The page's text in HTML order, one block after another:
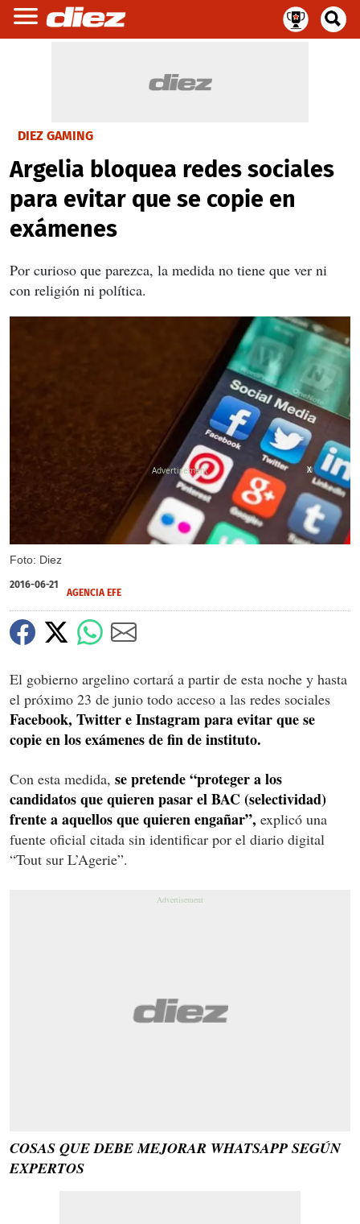
DIEZ GAMING
Argelia bloquea redes sociales
para evitar que se copie en
exámenes
Por curioso que parezca, la medida no tiene que ver ni
con religión ni política.
Foto: Diez
X
2016-06-21
AGENCIA EFE
El gobierno argelino cortará a partir de esta noche y hasta
el próximo 23 de junio todo acceso a las redes sociales
Facebook, Twitter e Instagram para evitar que se
copie en los exámenes de fin de instituto.
Con esta medida, se pretende “proteger a los
candidatos que quieren pasar el BAC (selectividad)
frente a aquellos que quieren engañar”, explicó una
fuente oficial citada sin identificar por el diario digital
“Tout sur L’Agerie”.
COSAS QUE DEBE MEJORAR WHATSAPP SEGÚN
EXPERTOS